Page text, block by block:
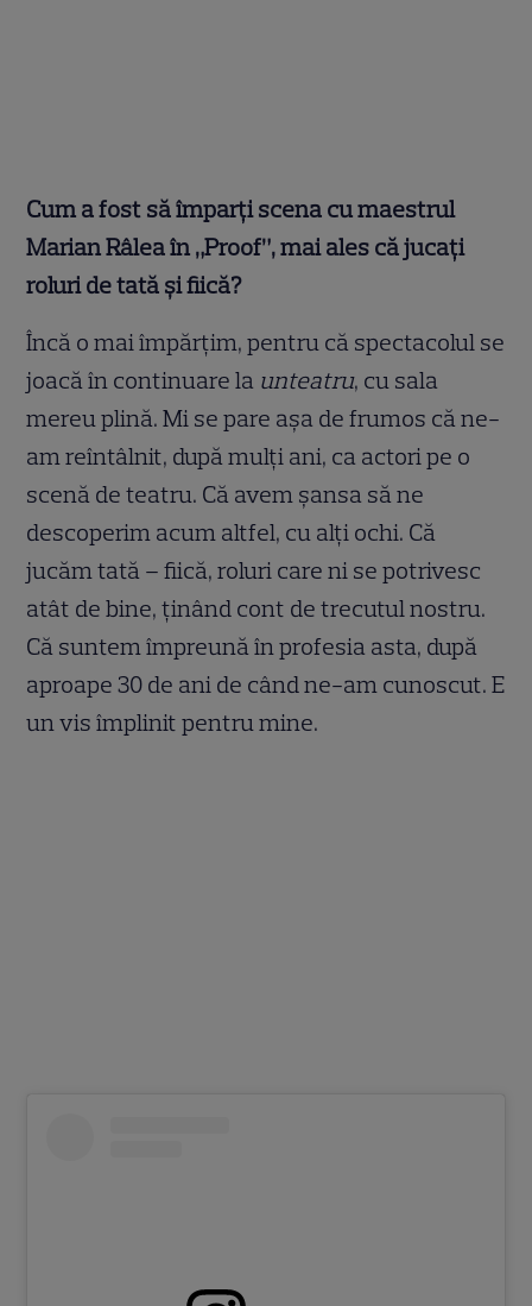
Cum a fost să împarți scena cu maestrul
Marian Râlea în „Proof”, mai ales că jucați
roluri de tată și fiică?
Încă o mai împărțim, pentru că spectacolul se
joacă în continuare la unteatru, cu sala
mereu plină. Mi se pare așa de frumos că ne-
am reîntâlnit, după mulți ani, ca actori pe o
scenă de teatru. Că avem șansa să ne
descoperim acum altfel, cu alți ochi. Că
jucăm tată – fiică, roluri care ni se potrivesc
atât de bine, ținând cont de trecutul nostru.
Că suntem împreună în profesia asta, după
aproape 30 de ani de când ne-am cunoscut. E
un vis împlinit pentru mine.